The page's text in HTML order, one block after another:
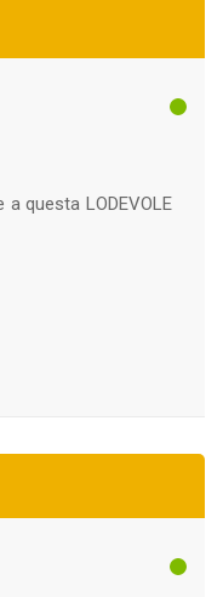
questa LODEVOLE